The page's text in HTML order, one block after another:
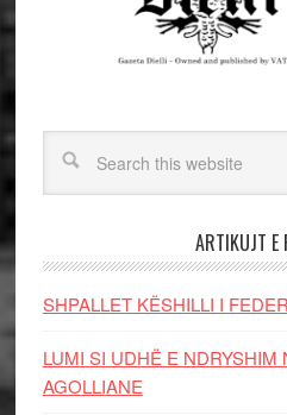
ARTIKUJT E
SHPALLET KËSHILLI I
LUMI SI UDHË E NDRYSHIM
AGOLLIANE